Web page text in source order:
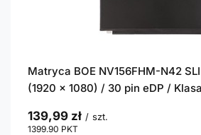
Matryca BOE NV156FHM-N42
(1920 x 1080) / 30 pin eDP /
139,99 zł / szt.
1399.90 PKT